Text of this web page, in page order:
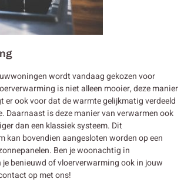
wordt vandaag gekozen voor
is niet alleen mooier, deze manier
er ook voor dat de warmte gelijkmatig verdeeld
Daarnaast is deze manier van verwarmen ook
dan een klassiek systeem. Dit
kan bovendien aangesloten worden op een
Ben je woonachtig in
je benieuwd of vloerverwarming ook in jouw
op met ons!